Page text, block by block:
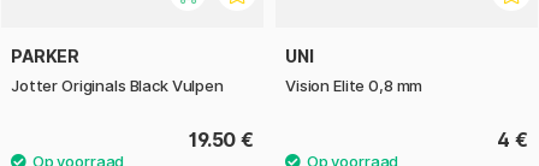
PARKER
Jotter Originals Black Vulpen
19.50 €
UNI
Vision Elite 0,8 mm
4 €